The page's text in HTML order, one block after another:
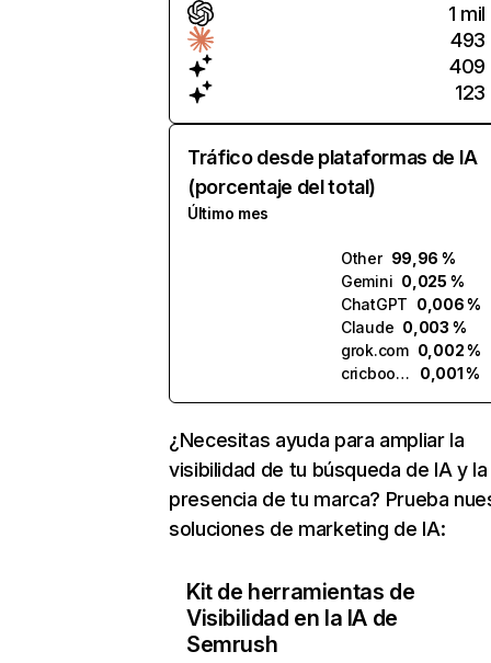
1 mil
493
409
123
Tráfico desde plataformas de IA
(porcentaje del total)
Último mes
Other 99,96 %
Gemini 0,025 %
ChatGPT 0,006 %
Claude 0,003 %
grok.com 0,002 %
cricbook.ai
0,001 %
¿Necesitas ayuda para ampliar la
visibilidad de tu búsqueda de IA y la
presencia de tu marca? Prueba
soluciones de marketing de IA:
Kit de herramientas de
Visibilidad en la IA de
Semrush